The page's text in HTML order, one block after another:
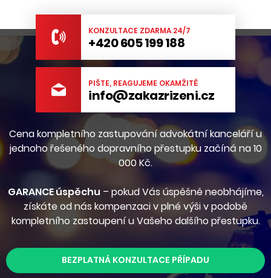
KONZULTACE ZDARMA 24/7
+420 605 199 188
PIŠTE, REAGUJEME OKAMŽITĚ
info@zakazrizeni.cz
Cena kompletního zastupování advokátní kanceláří u
jednoho řešeného dopravního přestupku začíná na 10
000 Kč.
GARANCE úspěchu – pokud Vás úspěšně neobhájíme,
získáte od nás kompenzaci v plné výši v podobě
kompletního zastoupení u Vašeho dalšího přestupku.
BEZPLATNÁ KONZULTACE PŘÍPADU